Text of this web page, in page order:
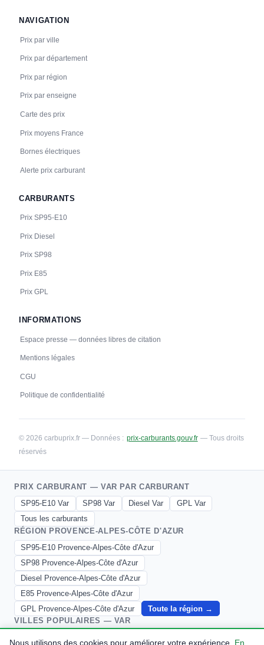
Nous utilisons des cookies pour améliorer votre expérience. En
NAVIGATION
Prix par ville
Prix par département
Prix par région
Prix par enseigne
Carte des prix
Prix moyens France
Bornes électriques
Alerte prix carburant
CARBURANTS
Prix SP95-E10
Prix Diesel
Prix SP98
Prix E85
Prix GPL
INFORMATIONS
Espace presse — données libres de citation
Mentions légales
CGU
Politique de confidentialité
© 2026 carbuprix.fr — Données : prix-carburants.gouv.fr — Tous droits
réservés
PRIX CARBURANT — VAR PAR CARBURANT
SP95-E10 Var
SP98 Var Diesel Var
GPL Var
Tous les carburants
RÉGION PROVENCE-ALPES-CÔTE D'AZUR
SP95-E10 Provence-Alpes-Côte d'Azur
SP98 Provence-Alpes-Côte d'Azur
Diesel Provence-Alpes-Côte d'Azur
E85 Provence-Alpes-Côte d'Azur
GPL Provence-Alpes-Côte d'Azur
Toute la région →
VILLES POPULAIRES — VAR